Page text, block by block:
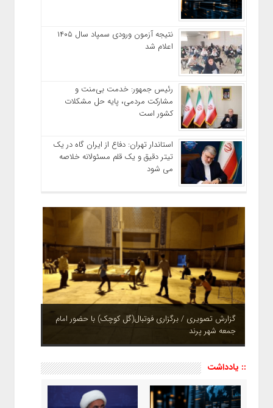
نتیجه آزمون ورودی سمپاد سال ۱۴۰۵
اعلام شد
رئیس جمهور: خدمت بی‌منت و
مشارکت مردمی، پایه حل مشکلات
کشور است
استاندار تهران: دفاع از ایران گاه در یک
تیتر دقیق و یک قلم مسئولانه خلاصه
می شود
گزارش تصویری / برگزاری فوتبال(گل کوچک) با حضور امام
جمعه شهر پرند
چشم نوازی بوستان های شهر پرند در فصل بهار + تصاویر
:: یادداشت